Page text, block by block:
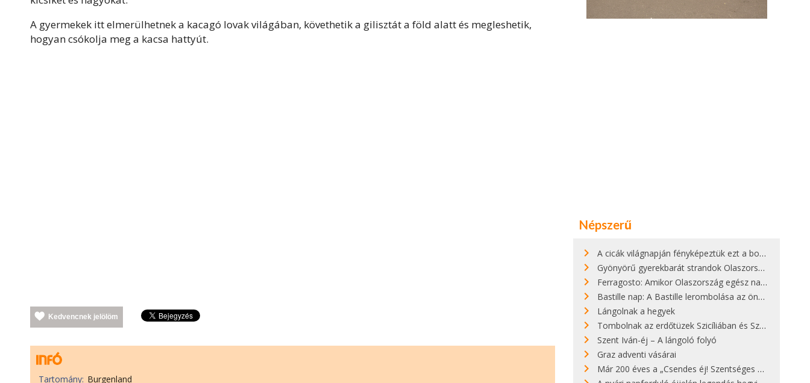
A gyermekek itt elmerülhetnek a kacagó lovak világában, követhetik a gilisztát a föld alatt és megleshetik,
hogyan csókolja meg a kacsa hattyút.
Kedvencnek jelölöm
Tartomány: Burgenland
Népszerű
A cicák világnapján fényképeztük ezt a bokor alatt hűsölő cicát Kisorosziban
Gyönyörű gyerekbarát strandok Olaszországban - megmutatjuk a 15 legjobbat
Ferragosto: Amikor Olaszország egész nap nyaral
Bastille nap: A Bastille lerombolása az önkényuralom végét jelentette
Lángolnak a hegyek
Tombolnak az erdőtüzek Szicíliában és Szardínián
Szent Iván-éj – A lángoló folyó
Graz adventi vásárai
Már 200 éves a „Csendes éj! Szentséges éj!”